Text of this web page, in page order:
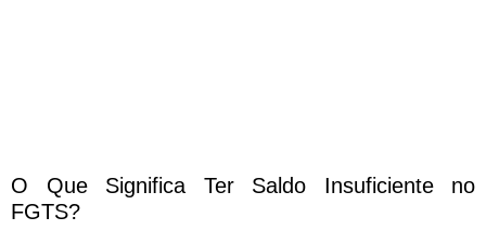
O Que Significa Ter Saldo Insuficiente no
FGTS?